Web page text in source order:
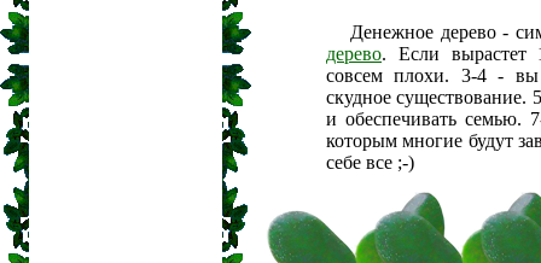
Денежное дерево -
дерево. Если вырастет
совсем плохи. 3-4 - вы
скудное существование.
и обеспечивать семью.
которым многие будут
себе все ;-)